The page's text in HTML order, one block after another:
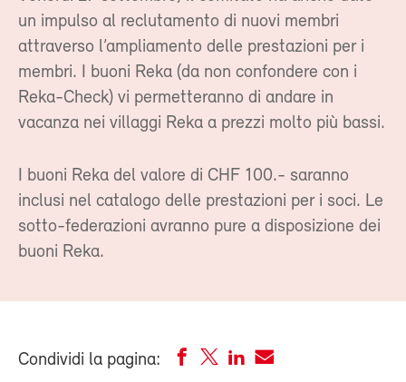
un impulso al reclutamento di nuovi membri
attraverso l’ampliamento delle prestazioni per i
membri. I buoni Reka (da non confondere con i
Reka-Check) vi permetteranno di andare in
vacanza nei villaggi Reka a prezzi molto più bassi.
I buoni Reka del valore di CHF 100.- saranno
inclusi nel catalogo delle prestazioni per i soci. Le
sotto-federazioni avranno pure a disposizione dei
buoni Reka.
Condividi la pagina: